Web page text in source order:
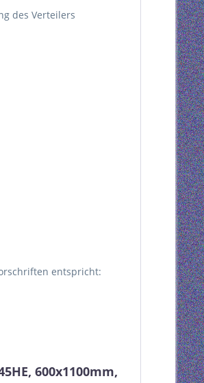
des Verteilers
entspricht:
600x1100mm,